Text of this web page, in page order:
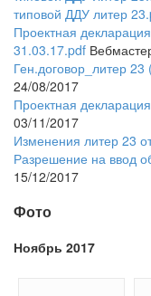
типовой ДДУ литер
Проектная
31.03.17.pdf
Ген.договор_литер
24/08/2017
Проектная
03/11/2017
Изменения литер 23
Разрешение на ввод
15/12/2017
Фото
Ноябрь 2017